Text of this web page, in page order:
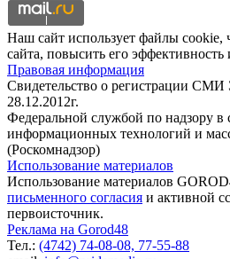
Наш сайт использует файлы cookie,
сайта, повысить его эффективность
Правовая информация
Свидетельство о регистрации
28.12.2012г.
Федеральной службой по надзору в
информационных технологий и
(Роскомнадзор)
Использование материалов
Использование материалов
письменного согласия и активной
первоисточник.
Реклама на Gorod48
Тел.: (4742) 74-08-08, 77-55-88